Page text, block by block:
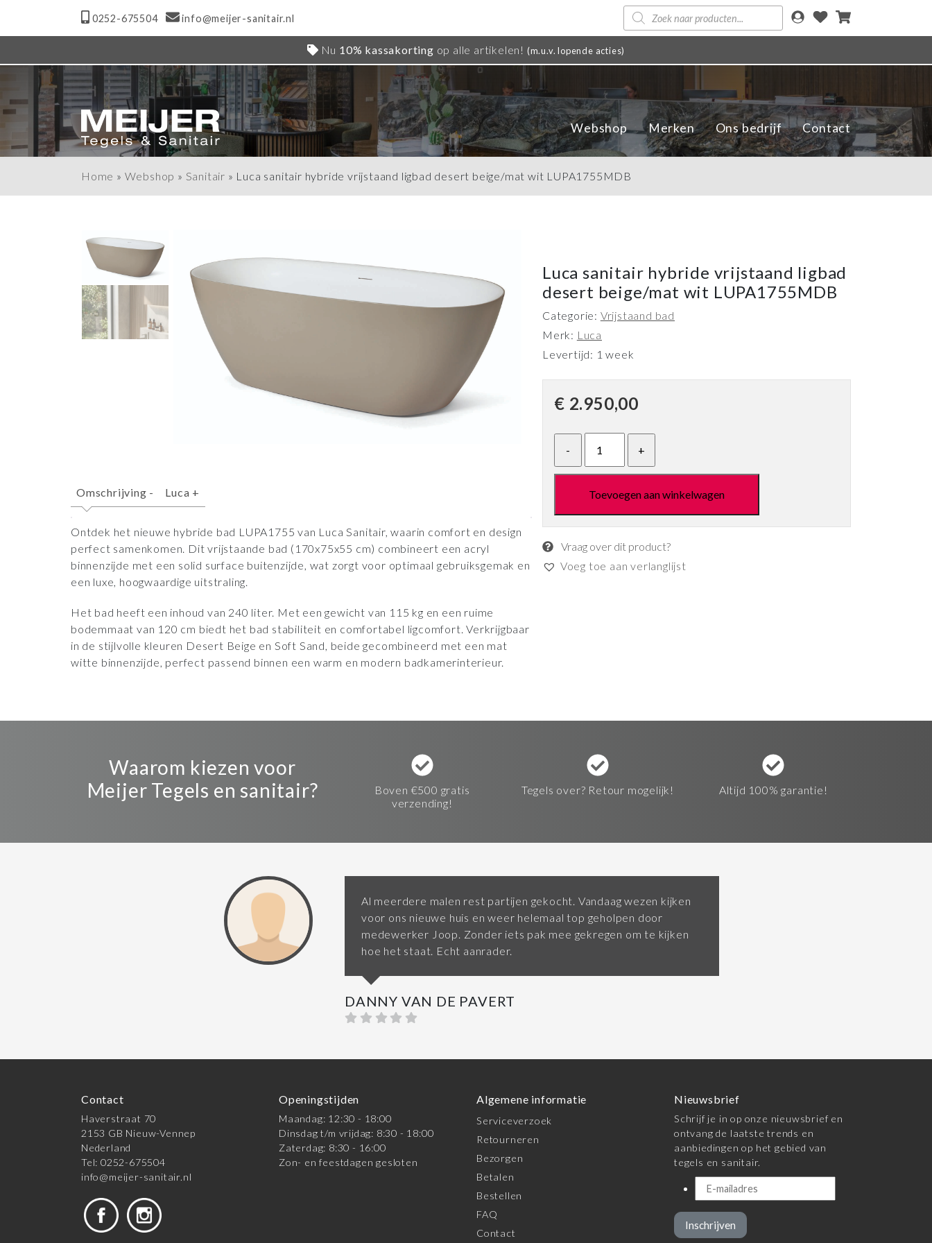
0252-675504 info@meijer-sanitair.nl
Producten
zoeken
Nu 10% kassakorting op alle artikelen! (m.u.v. lopende acties)
Webshop Merken Ons bedrijf Contact
Home » Webshop » Sanitair » Luca sanitair hybride vrijstaand ligbad desert beige/mat wit LUPA1755MDB
Omschrijving - Luca +
Ontdek het nieuwe hybride bad LUPA1755 van Luca Sanitair, waarin comfort en design
perfect samenkomen. Dit vrijstaande bad (170x75x55 cm) combineert een acryl
binnenzijde met een solid surface buitenzijde, wat zorgt voor optimaal gebruiksgemak en
een luxe, hoogwaardige uitstraling.
Het bad heeft een inhoud van 240 liter. Met een gewicht van 115 kg en een ruime
bodemmaat van 120 cm biedt het bad stabiliteit en comfortabel ligcomfort. Verkrijgbaar
in de stijlvolle kleuren Desert Beige en Soft Sand, beide gecombineerd met een mat
witte binnenzijde, perfect passend binnen een warm en modern badkamerinterieur.
Luca sanitair hybride vrijstaand ligbad
desert beige/mat wit LUPA1755MDB
Categorie: Vrijstaand bad
Merk: Luca
Levertijd: 1 week
€ 2.950,00
Toevoegen aan winkelwagen
Vraag over dit product?
Voeg toe aan verlanglijst
Waarom kiezen voor
Meijer Tegels en sanitair?
Boven €500 gratis
verzending!
Tegels over? Retour mogelijk! Altijd 100% garantie!
Al meerdere malen rest partijen gekocht. Vandaag wezen kijken
voor ons nieuwe huis en weer helemaal top geholpen door
medewerker Joop. Zonder iets pak mee gekregen om te kijken
hoe het staat. Echt aanrader.
DANNY VAN DE PAVERT
Contact
Haverstraat 70
2153 GB Nieuw-Vennep
Nederland
Tel: 0252-675504
info@meijer-sanitair.nl
Openingstijden
Maandag: 12:30 - 18:00
Dinsdag t/m vrijdag: 8:30 - 18:00
Zaterdag: 8:30 - 16:00
Zon- en feestdagen gesloten
Algemene informatie
Serviceverzoek
Retourneren
Bezorgen
Betalen
Bestellen
FAQ
Contact
Nieuwsbrief
Schrijf je in op onze nieuwsbrief en
ontvang de laatste trends en
aanbiedingen op het gebied van
tegels en sanitair.
Inschrijven